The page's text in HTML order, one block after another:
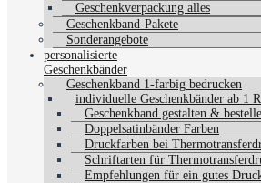
Geschenkverpackung alles
Geschenkband-Pakete
Sonderangebote
personalisierte
Geschenkbänder
Geschenkband 1-farbig bedrucken
individuelle Geschenkbänder ab 1
Geschenkband gestalten &
Doppelsatinbänder Farben
Druckfarben bei
Schriftarten für
Empfehlungen für ein gutes